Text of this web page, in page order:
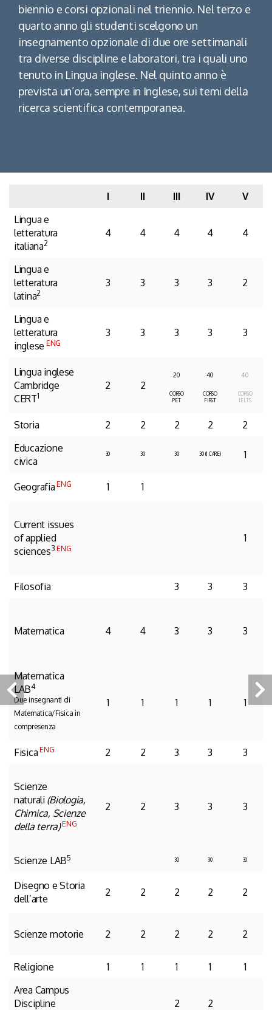
biennio e corsi opzionali nel triennio. Nel terzo e
quarto anno gli studenti scelgono un
insegnamento opzionale di due ore settimanali
tra diverse discipline e laboratori, tra i quali uno
tenuto in Lingua inglese. Nel quinto anno è
prevista un’ora, sempre in Inglese, sui temi della
ricerca scientifica contemporanea.
I II III IV
V
Lingua e
letteratura
italiana2
4 4 4 4 4
Lingua e
letteratura
latina2
3 3 3 3 2
Lingua e
letteratura
inglese ENG
3 3 3 3 3
Lingua inglese
Cambridge
CERT1
2 2
20
CORSO
PET
40
CORSO
FIRST
40
CORSO
IELTS
Storia 2 2 2 2
2
Educazione
civica
30 30 30 30 (I CARE) 1
Geografia ENG 1 1
Current issues
of applied
sciences3ENG
1
Filosofia 3 3 3
Matematica 4 4 3 3 3
Matematica
LAB4
Due insegnanti di
Matematica/Fisica in
compresenza
1 1 1 1 1
Fisica ENG 2 2 3 3 3
Scienze
naturali (Biologia,
Chimica, Scienze
della terra)ENG
2 2 3 3 3
Scienze LAB5 30 30 30
Disegno e Storia
dell’arte
2 2 2 2 2
Scienze motorie 2 2 2 2 2
Religione 1 1 1 1
1
Area Campus
Discipline
2 2